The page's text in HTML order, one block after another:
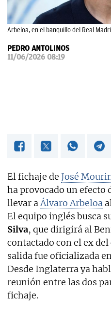
Arbeloa, en el banquillo del Real
PEDRO ANTOLINOS
11/06/2026 08:19
El fichaje de José
ha provocado un efecto
llevar aÁlvaro Arbeloa
El equipo inglés busca
Silva, que dirigirá al
contactado con el ex
salida fue oficializada
Desde Inglaterra ya
reunión entre las dos
fichaje.